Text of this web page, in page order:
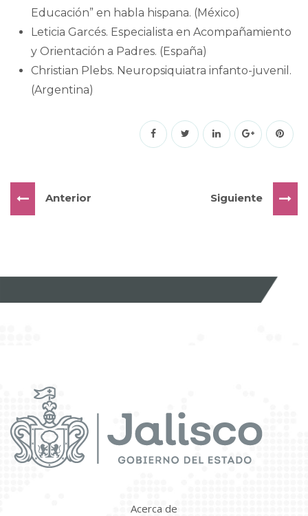
Educación” en habla hispana. (México)
Leticia Garcés. Especialista en Acompañamiento
y Orientación a Padres. (España)
Christian Plebs. Neuropsiquiatra infanto-juvenil.
(Argentina)
Anterior Siguiente
Acerca de